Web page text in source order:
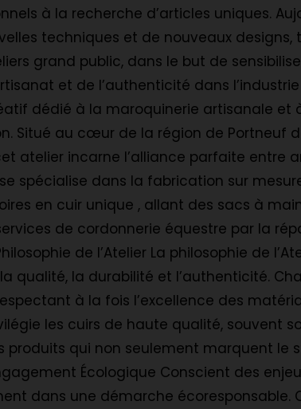
à la recherche d’articles uniques.
techniques et de nouveaux
grand public, dans le but de
et de l’authenticité dans l’industrie
dédié à la maroquinerie artisanale et
Situé au cœur de la région de Portneuf
atelier incarne l’alliance parfaite entre
spécialise dans la fabrication sur
en cuir unique , allant des sacs à
de cordonnerie équestre par la
de l’Atelier La philosophie de
qualité, la durabilité et l’authenticité.
à la fois l’excellence des
les cuirs de haute qualité, souvent
qui non seulement marquent le
Écologique Conscient des
dans une démarche écoresponsable.